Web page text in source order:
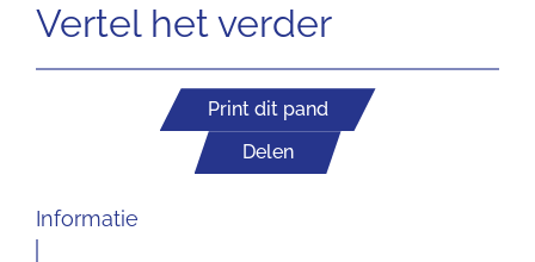
Vertel het verder
Print dit pand
Delen
Informatie